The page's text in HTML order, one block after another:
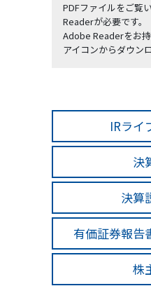
PDFファイルをご覧
Readerが必要です。
Adobe Readerをお
アイコンからダウン
IRライ
決
決算
有価証券報告
株